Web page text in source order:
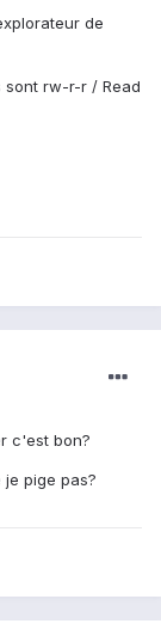
de
sont rw-r-r / Read
c'est bon?
pige pas?